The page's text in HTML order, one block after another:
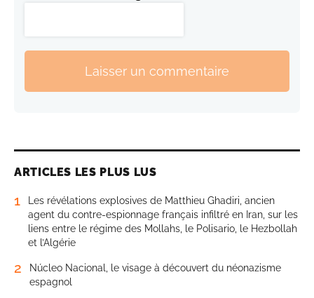
Laisser un commentaire
ARTICLES LES PLUS LUS
1
Les révélations explosives de Matthieu Ghadiri, ancien
agent du contre-espionnage français infiltré en Iran, sur les
liens entre le régime des Mollahs, le Polisario, le Hezbollah
et l’Algérie
2
Núcleo Nacional, le visage à découvert du néonazisme
espagnol